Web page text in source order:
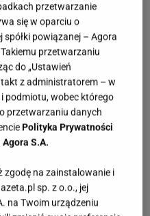
przetwarzanie
się w oparciu o
spółki powiązanej – Agora
przetwarzaniu
do „Ustawień
z administratorem – w
podmiotu, wobec którego
przetwarzaniu danych
Polityka Prywatności
S.A.
zgodę na zainstalowanie i
sp. z o.o., jej
na Twoim urządzeniu